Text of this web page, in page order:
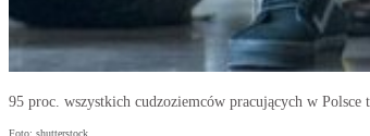
95 proc. wszystkich cudzoziemców pracujących w Polsce
Foto: shutterstock